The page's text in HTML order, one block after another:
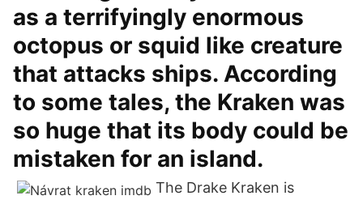
as a terrifyingly enormous
octopus or squid like creature
that attacks ships. According
to some tales, the Kraken was
so huge that its body could be
mistaken for an island.
The Drake Kraken is